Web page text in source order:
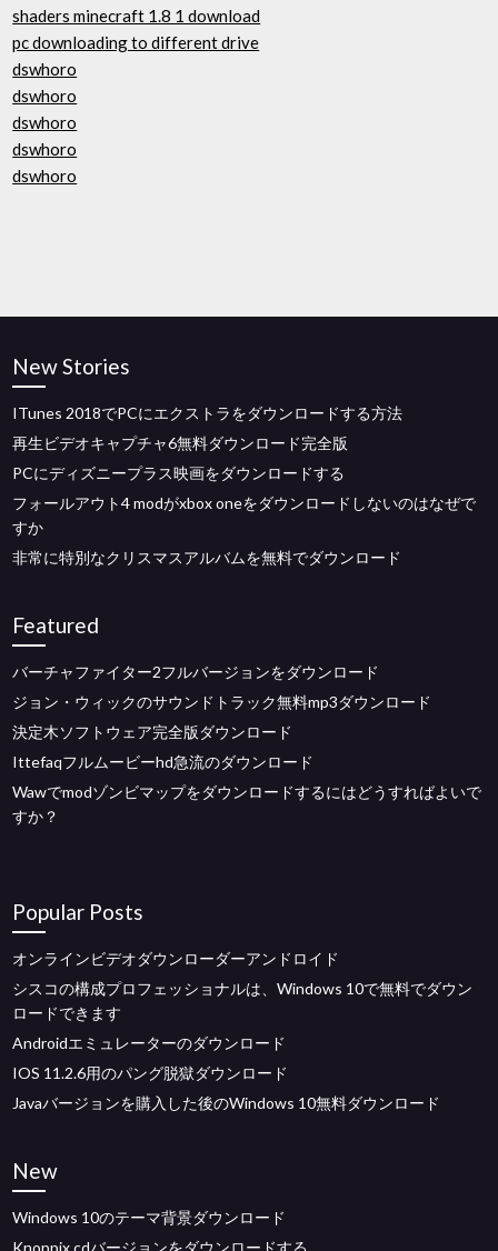
shaders minecraft 1.8 1 download
pc downloading to different drive
dswhoro
dswhoro
dswhoro
dswhoro
dswhoro
New Stories
ITunes 2018でPCにエクストラをダウンロードする方法
再生ビデオキャプチャ6無料ダウンロード完全版
PCにディズニープラス映画をダウンロードする
フォールアウト4 modがxbox oneをダウンロードしないのはなぜで
すか
非常に特別なクリスマスアルバムを無料でダウンロード
Featured
バーチャファイター2フルバージョンをダウンロード
ジョン・ウィックのサウンドトラック無料mp3ダウンロード
決定木ソフトウェア完全版ダウンロード
Ittefaqフルムービーhd急流のダウンロード
Wawでmodゾンビマップをダウンロードするにはどうすればよいで
すか？
Popular Posts
オンラインビデオダウンローダーアンドロイド
シスコの構成プロフェッショナルは、Windows 10で無料でダウン
ロードできます
Androidエミュレーターのダウンロード
IOS 11.2.6用のパング脱獄ダウンロード
Javaバージョンを購入した後のWindows 10無料ダウンロード
New
Windows 10のテーマ背景ダウンロード
Knoppix cdバージョンをダウンロードする